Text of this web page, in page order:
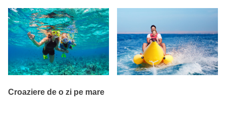
Croaziere de o zi pe mare